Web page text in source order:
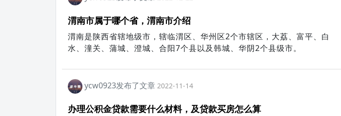
渭南市属于哪个省，渭南市介绍
渭南是陕西省辖地级市，辖临渭区、华州区2个市辖区，大荔、富平、白
水、潼关、蒲城、澄城、合阳7个县以及韩城、华阴2个县级市。
ycw0923发布了文章 2022-11-14
办理公积金贷款需要什么材料，及贷款买房怎么算